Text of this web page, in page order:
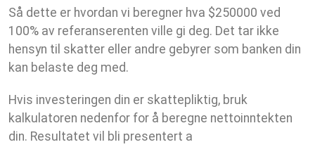
Så dette er hvordan vi beregner hva $250000 ved
100% av referanserenten ville gi deg. Det tar ikke
hensyn til skatter eller andre gebyrer som banken din
kan belaste deg med.
Hvis investeringen din er skattepliktig, bruk
kalkulatoren nedenfor for å beregne nettoinntekten
din. Resultatet vil bli presentert a